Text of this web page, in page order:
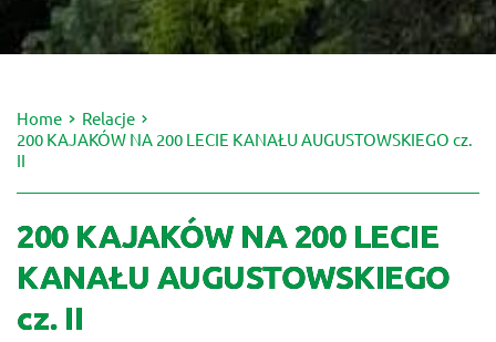
Home
Relacje
200 KAJAKÓW NA 200 LECIE KANAŁU AUGUSTOWSKIEGO cz.
II
200 KAJAKÓW NA 200 LECIE
KANAŁU AUGUSTOWSKIEGO
cz. II